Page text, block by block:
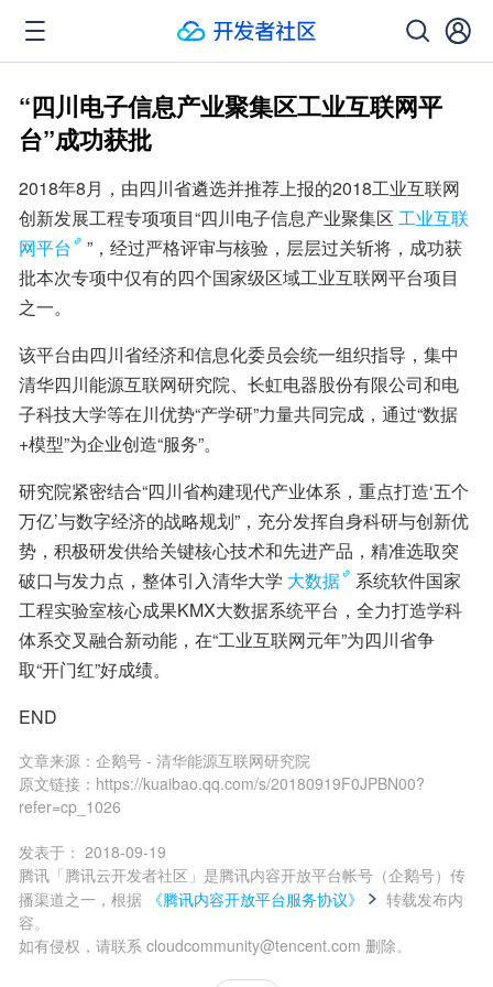
“四川电子信息产业聚集区工业互联网平
台”成功获批
2018年8月，由四川省遴选并推荐上报的2018工业互联网
创新发展工程专项项目“四川电子信息产业聚集区 工业互联
网平台
”，经过严格评审与核验，层层过关斩将，成功获
批本次专项中仅有的四个国家级区域工业互联网平台项目
之一。
该平台由四川省经济和信息化委员会统一组织指导，集中
清华四川能源互联网研究院、长虹电器股份有限公司和电
子科技大学等在川优势“产学研”力量共同完成，通过“数据
+模型”为企业创造“服务”。
研究院紧密结合“四川省构建现代产业体系，重点打造‘五个
万亿’与数字经济的战略规划”，充分发挥自身科研与创新优
势，积极研发供给关键核心技术和先进产品，精准选取突
破口与发力点，整体引入清华大学 大数据
系统软件国家
工程实验室核心成果KMX大数据系统平台，全力打造学科
体系交叉融合新动能，在“工业互联网元年”为四川省争
取“开门红”好成绩。
END
文章来源： 企鹅号 - 清华能源互联网研究院
原文链接： https://kuaibao.qq.com/s/20180919F0JPBN00?
refer=cp_1026
发表于： 2018-09-19
腾讯「腾讯云开发者社区」是腾讯内容开放平台帐号（企鹅号）传
播渠道之一，根据
《腾讯内容开放平台服务协议》
转载发布内
容。
如有侵权，请联系 cloudcommunity@tencent.com 删除。